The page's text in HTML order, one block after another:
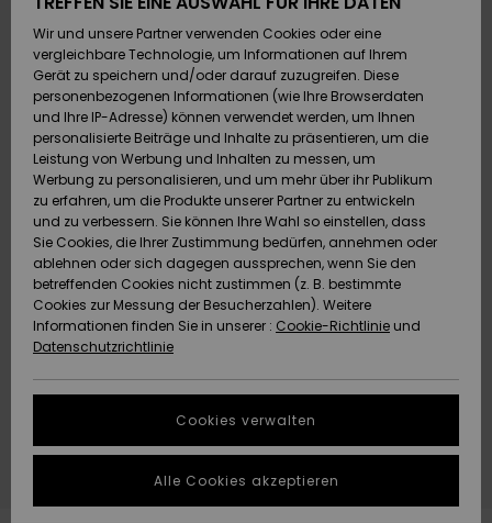
Schuhe&
Flip-Flops
Surf
Snow
Brandneu
Highlights
Schuhe&
Flip-Flops
Surf
Snow
Brandneu
Highlights
FRAUEN
Highlights
Snow
SURF
Kinder
Highlights
Community
SNOW
Kinder
Snow Shop
Damen
Highlights
Community
DOPPELTER
RABATT
KINDER
Outlet
Frauen
HILFE & KONTAKT
Retouren
Bezahlung
Geschenkkarte
Quiksilver
Freedom
Datenschutz
Starten Sie eine
um die
schnellste
Antwort auf Ihre
NACHHALTIGKEIT
SHOPS
QUIKSILVER APP
WUNSCHLISTE
Wir und unsere Partner verwenden Cookies oder eine
vergleichbare Technologie, um Informationen auf Ihrem
Gerät zu speichern und/oder darauf zuzugreifen. Diese
personenbezogenen Informationen (wie Ihre Browserdaten
und Ihre IP-Adresse) können verwendet werden, um Ihnen
personalisierte Beiträge und Inhalte zu präsentieren, um die
Leistung von Werbung und Inhalten zu messen, um
Werbung zu personalisieren, und um mehr über ihr Publikum
zu erfahren, um die Produkte unserer Partner zu entwickeln
und zu verbessern. Sie können Ihre Wahl so einstellen, dass
Sie Cookies, die Ihrer Zustimmung bedürfen, annehmen oder
ablehnen oder sich dagegen aussprechen, wenn Sie den
betreffenden Cookies nicht zustimmen (z. B. bestimmte
Cookies zur Messung der Besucherzahlen). Weitere
Informationen finden Sie in unserer : Cookie-Richtlinie und
Datenschutzrichtlinie
Cookies verwalten
Alle Cookies akzeptieren